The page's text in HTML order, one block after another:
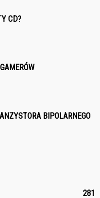
CD?
BIPOLARNEGO
281